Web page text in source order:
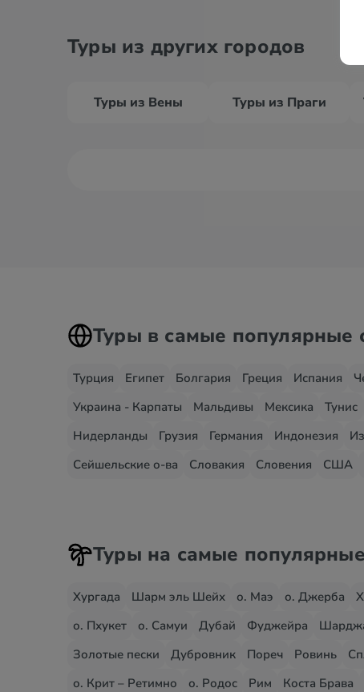
Туры из других городов
Туры из Вены Туры из Праги
Туры в самые популярные
Турция Египет Болгария Греция Испания
Украина - Карпаты
Мальдивы Мексика Тунис
Нидерланды
Грузия Германия Индонезия
Сейшельские о-ва
Словакия Словения США
Туры на самые
Хургада Шарм эль Шейх о. Маэ о. Джерба
о. Пхукет
о. Самуи Дубай Фуджейра
Золотые пески
Дубровник Пореч Ровинь
о. Крит – Ретимно
о. Родос Рим Коста Брава